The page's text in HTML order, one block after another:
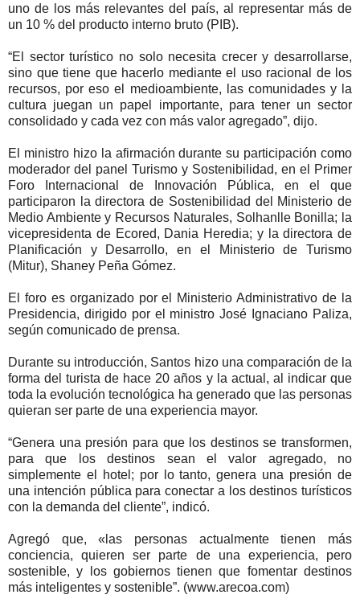
uno de los más relevantes del país, al representar más de
un 10 % del producto interno bruto (PIB).
“El sector turístico no solo necesita crecer y desarrollarse,
sino que tiene que hacerlo mediante el uso racional de los
recursos, por eso el medioambiente, las comunidades y la
cultura juegan un papel importante, para tener un sector
consolidado y cada vez con más valor agregado”, dijo.
El ministro hizo la afirmación durante su participación como
moderador del panel Turismo y Sostenibilidad, en el Primer
Foro Internacional de Innovación Pública, en el que
participaron la directora de Sostenibilidad del Ministerio de
Medio Ambiente y Recursos Naturales, Solhanlle Bonilla; la
vicepresidenta de Ecored, Dania Heredia; y la directora de
Planificación y Desarrollo, en el Ministerio de Turismo
(Mitur), Shaney Peña Gómez.
El foro es organizado por el Ministerio Administrativo de la
Presidencia, dirigido por el ministro José Ignaciano Paliza,
según comunicado de prensa.
Durante su introducción, Santos hizo una comparación de la
forma del turista de hace 20 años y la actual, al indicar que
toda la evolución tecnológica ha generado que las personas
quieran ser parte de una experiencia mayor.
“Genera una presión para que los destinos se transformen,
para que los destinos sean el valor agregado, no
simplemente el hotel; por lo tanto, genera una presión de
una intención pública para conectar a los destinos turísticos
con la demanda del cliente”, indicó.
Agregó que, «las personas actualmente tienen más
conciencia, quieren ser parte de una experiencia, pero
sostenible, y los gobiernos tienen que fomentar destinos
más inteligentes y sostenible”. (www.arecoa.com)